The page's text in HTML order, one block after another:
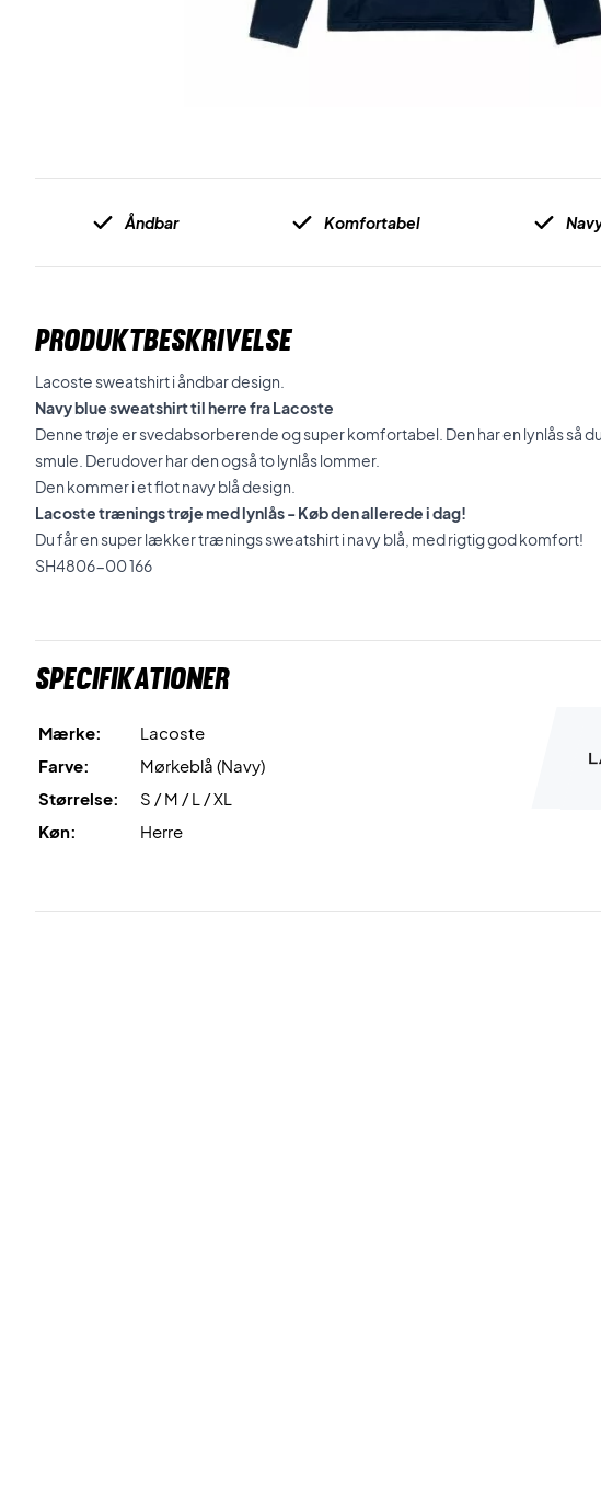
Åndbar Komfortabel
PRODUKTBESKRIVELSE
Lacoste sweatshirt i åndbar design.
Navy blue sweatshirt til herre fra Lacoste
Denne trøje er svedabsorberende og super komfortabel. Den har en lynlås så
smule. Derudover har den også to lynlås lommer.
Den kommer i et flot navy blå design.
Lacoste trænings trøje med lynlås - Køb den allerede i dag!
Du får en super lækker trænings sweatshirt i navy blå, med rigtig god komfort!
SH4806-00 166
Specifikationer
Mærke:
Lacoste
Farve:
Mørkeblå (Navy)
Størrelse:
S / M / L / XL
Køn:
Herre